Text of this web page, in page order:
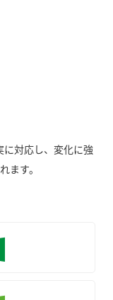
に対応し、変化に強
ます。